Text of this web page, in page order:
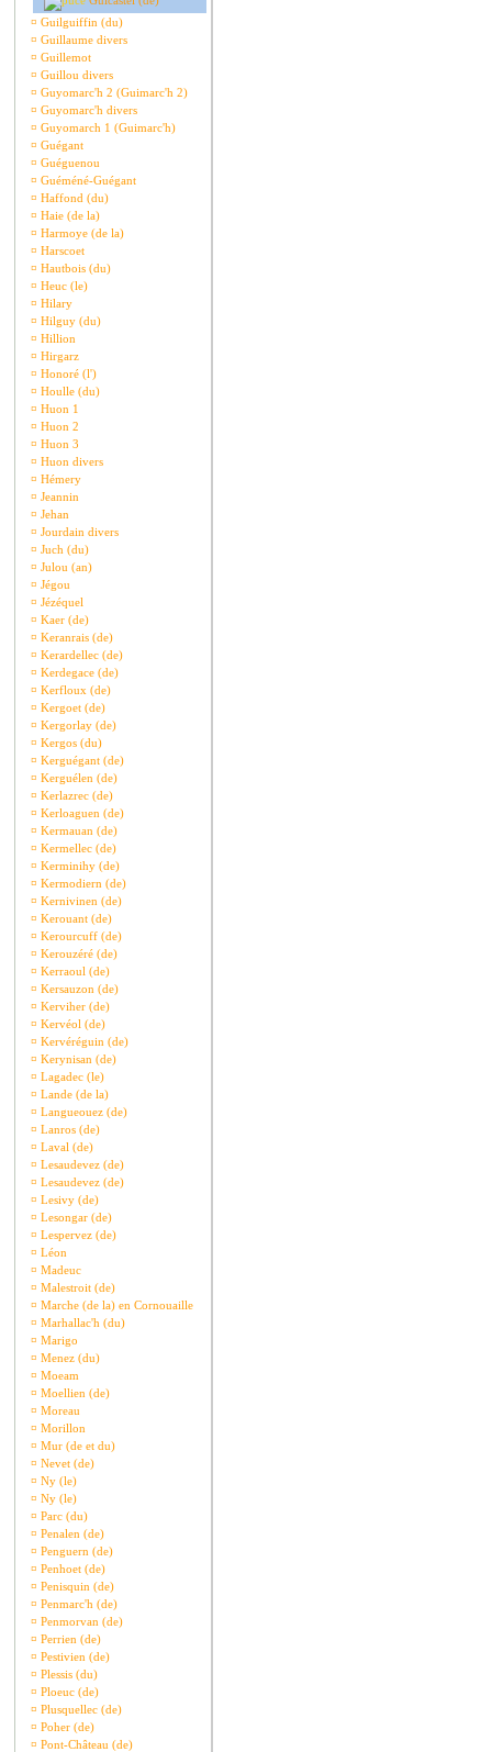
¤ Guilguiffin (du)
¤ Guillaume divers
¤ Guillemot
¤ Guillou divers
¤ Guyomarc'h 2 (Guimarc'h 2)
¤ Guyomarc'h divers
¤ Guyomarch 1 (Guimarc'h)
¤ Guégant
¤ Guéguenou
¤ Guéméné-Guégant
¤ Haffond (du)
¤ Haie (de la)
¤ Harmoye (de la)
¤ Harscoet
¤ Hautbois (du)
¤ Heuc (le)
¤ Hilary
¤ Hilguy (du)
¤ Hillion
¤ Hirgarz
¤ Honoré (l')
¤ Houlle (du)
¤ Huon 1
¤ Huon 2
¤ Huon 3
¤ Huon divers
¤ Hémery
¤ Jeannin
¤ Jehan
¤ Jourdain divers
¤ Juch (du)
¤ Julou (an)
¤ Jégou
¤ Jézéquel
¤ Kaer (de)
¤ Keranrais (de)
¤ Kerardellec (de)
¤ Kerdegace (de)
¤ Kerfloux (de)
¤ Kergoet (de)
¤ Kergorlay (de)
¤ Kergos (du)
¤ Kerguégant (de)
¤ Kerguélen (de)
¤ Kerlazrec (de)
¤ Kerloaguen (de)
¤ Kermauan (de)
¤ Kermellec (de)
¤ Kerminihy (de)
¤ Kermodiern (de)
¤ Kernivinen (de)
¤ Kerouant (de)
¤ Kerourcuff (de)
¤ Kerouzéré (de)
¤ Kerraoul (de)
¤ Kersauzon (de)
¤ Kerviher (de)
¤ Kervéol (de)
¤ Kervéréguin (de)
¤ Kerynisan (de)
¤ Lagadec (le)
¤ Lande (de la)
¤ Langueouez (de)
¤ Lanros (de)
¤ Laval (de)
¤ Lesaudevez (de)
¤ Lesaudevez (de)
¤ Lesivy (de)
¤ Lesongar (de)
¤ Lespervez (de)
¤ Léon
¤ Madeuc
¤ Malestroit (de)
¤ Marche (de la) en Cornouaille
¤ Marhallac'h (du)
¤ Marigo
¤ Menez (du)
¤ Moeam
¤ Moellien (de)
¤ Moreau
¤ Morillon
¤ Mur (de et du)
¤ Nevet (de)
¤ Ny (le)
¤ Ny (le)
¤ Parc (du)
¤ Penalen (de)
¤ Penguern (de)
¤ Penhoet (de)
¤ Penisquin (de)
¤ Penmarc'h (de)
¤ Penmorvan (de)
¤ Perrien (de)
¤ Pestivien (de)
¤ Plessis (du)
¤ Ploeuc (de)
¤ Plusquellec (de)
¤ Poher (de)
¤ Pont-Château (de)